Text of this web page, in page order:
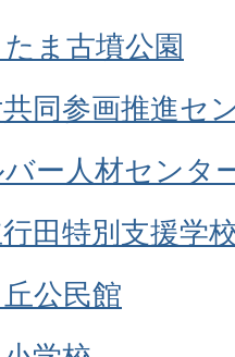
ま古墳公園
同参画推進セ
ー人材センタ
田特別支援学
公民館